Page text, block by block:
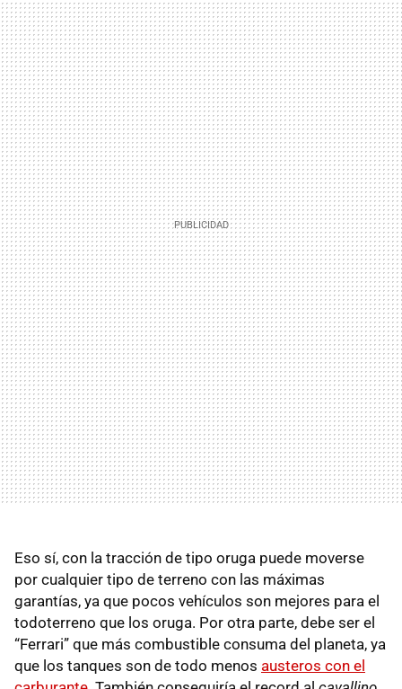
Eso sí, con la tracción de tipo oruga puede moverse
por cualquier tipo de terreno con las máximas
garantías, ya que pocos vehículos son mejores para el
todoterreno que los oruga. Por otra parte, debe ser el
“Ferrari” que más combustible consuma del planeta, ya
que los tanques son de todo menos austeros con el